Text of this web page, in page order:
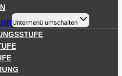
Untermenü umschalten